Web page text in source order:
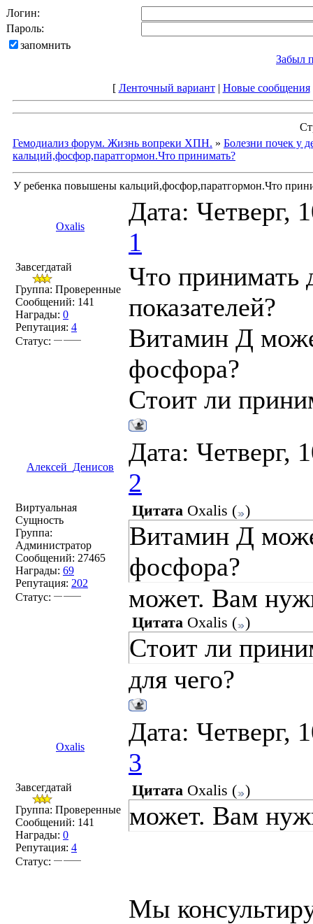
Логин:
Пароль:
запомнить
Забыл
[ Ленточный вариант| Новые сообщения
Гемодиализ форум. Жизнь вопреки ХПН. » Болезни почек у
кальций,фосфор,паратгормон.Что принимать?
У ребенка повышены кальций,фосфор,паратгормон.Что
Oxalis
Дата: Четверг,
1
Завсегдатай
Группа: Проверенные
Сообщений: 141
Награды: 0
Репутация: 4
Статус:
Что принимать
показателей?
Витамин Д
фосфора?
Стоит ли
Алексей_Денисов
Дата: Четверг,
2
Виртуальная
Сущность
Группа:
Администратор
Сообщений: 27465
Награды: 69
Репутация: 202
Статус:
Цитата Oxalis ( )
Витамин Д
фосфора?
может. Вам
Цитата Oxalis ( )
Стоит ли
для чего?
Oxalis
Дата: Четверг,
3
Завсегдатай
Группа: Проверенные
Сообщений: 141
Награды: 0
Репутация: 4
Статус:
Цитата Oxalis ( )
может. Вам
Мы